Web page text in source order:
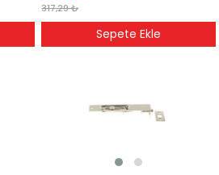
317,29 ₺
Sepete Ekle